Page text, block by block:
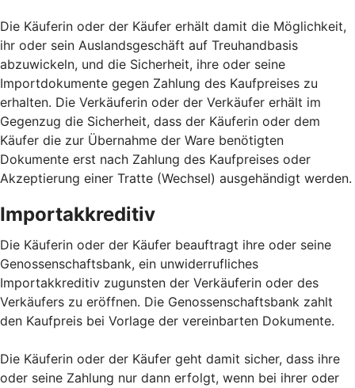
Die Käuferin oder der Käufer erhält damit die Möglichkeit,
ihr oder sein Auslandsgeschäft auf Treuhandbasis
abzuwickeln, und die Sicherheit, ihre oder seine
Importdokumente gegen Zahlung des Kaufpreises zu
erhalten. Die Verkäuferin oder der Verkäufer erhält im
Gegenzug die Sicherheit, dass der Käuferin oder dem
Käufer die zur Übernahme der Ware benötigten
Dokumente erst nach Zahlung des Kaufpreises oder
Akzeptierung einer Tratte (Wechsel) ausgehändigt werden.
Importakkreditiv
Die Käuferin oder der Käufer beauftragt ihre oder seine
Genossenschaftsbank, ein unwiderrufliches
Importakkreditiv zugunsten der Verkäuferin oder des
Verkäufers zu eröffnen. Die Genossenschaftsbank zahlt
den Kaufpreis bei Vorlage der vereinbarten Dokumente.
Die Käuferin oder der Käufer geht damit sicher, dass ihre
oder seine Zahlung nur dann erfolgt, wenn bei ihrer oder